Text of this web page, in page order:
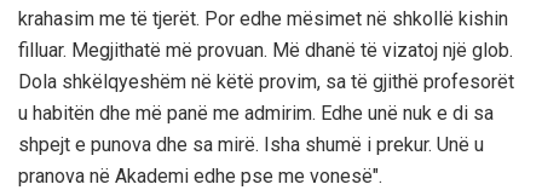
krahasim me të tjerët. Por edhe mësimet në shkollë kishin
filluar. Megjithatë më provuan. Më dhanë të vizatoj një glob.
Dola shkëlqyeshëm në këtë provim, sa të gjithë profesorët
u habitën dhe më panë me admirim. Edhe unë nuk e di sa
shpejt e punova dhe sa mirë. Isha shumë i prekur. Unë u
pranova në Akademi edhe pse me vonesë".